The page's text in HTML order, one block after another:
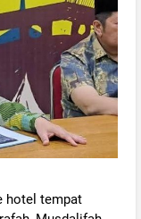
hotel tempat